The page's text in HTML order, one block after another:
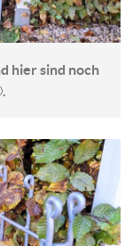
hier sind noch